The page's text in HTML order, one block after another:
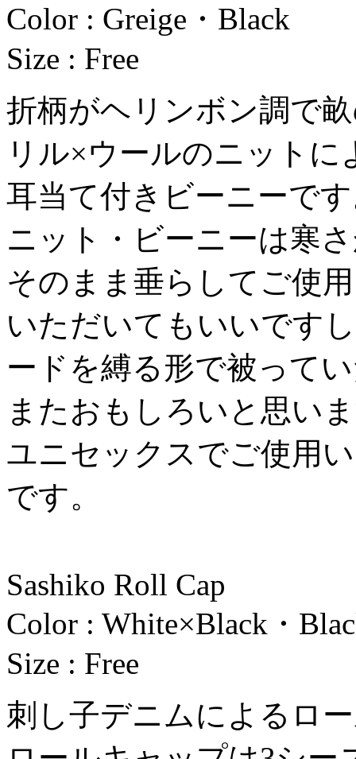
Color : Greige・Black
Size : Free
折柄がヘリンボン調で
リル×ウールのニットに
耳当て付きビーニーで
ニット・ビーニーは寒
そのまま垂らしてご使用
いただいてもいいです
ードを縛る形で被って
またおもしろいと思い
ユニセックスでご使用
です。
Sashiko Roll Cap
Color : White×Black・
Size : Free
刺し子デニムによるロ